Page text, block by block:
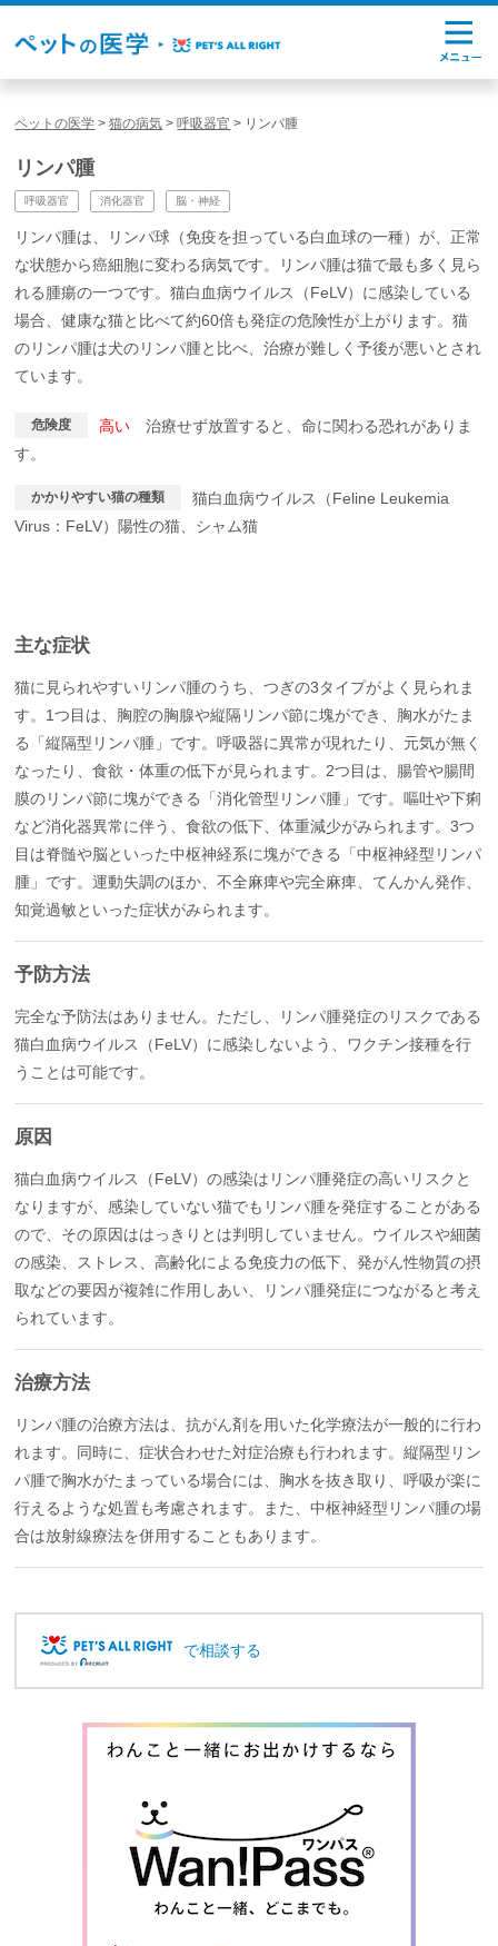
ペットの医学 >猫の病気 >呼吸器官 > リンパ腫
リンパ腫
呼吸器官 消化器官 脳・神経
リンパ腫は、リンパ球（免疫を担っている白血球の一種）が、正常
な状態から癌細胞に変わる病気です。リンパ腫は猫で最も多く見ら
れる腫瘍の一つです。猫白血病ウイルス（FeLV）に感染している
場合、健康な猫と比べて約60倍も発症の危険性が上がります。猫
のリンパ腫は犬のリンパ腫と比べ、治療が難しく予後が悪いとされ
ています。
危険度 高い 治療せず放置すると、命に関わる恐れがありま
す。
かかりやすい猫の種類
猫白血病ウイルス（Feline Leukemia
Virus：FeLV）陽性の猫、シャム猫
主な症状
猫に見られやすいリンパ腫のうち、つぎの3タイプがよく見られま
す。1つ目は、胸腔の胸腺や縦隔リンパ節に塊ができ、胸水がたま
る「縦隔型リンパ腫」です。呼吸器に異常が現れたり、元気が無く
なったり、食欲・体重の低下が見られます。2つ目は、腸管や腸間
膜のリンパ節に塊ができる「消化管型リンパ腫」です。嘔吐や下痢
など消化器異常に伴う、食欲の低下、体重減少がみられます。3つ
目は脊髄や脳といった中枢神経系に塊ができる「中枢神経型リンパ
腫」です。運動失調のほか、不全麻痺や完全麻痺、てんかん発作、
知覚過敏といった症状がみられます。
予防方法
完全な予防法はありません。ただし、リンパ腫発症のリスクである
猫白血病ウイルス（FeLV）に感染しないよう、ワクチン接種を行
うことは可能です。
原因
猫白血病ウイルス（FeLV）の感染はリンパ腫発症の高いリスクと
なりますが、感染していない猫でもリンパ腫を発症することがある
ので、その原因ははっきりとは判明していません。ウイルスや細菌
の感染、ストレス、高齢化による免疫力の低下、発がん性物質の摂
取などの要因が複雑に作用しあい、リンパ腫発症につながると考え
られています。
治療方法
リンパ腫の治療方法は、抗がん剤を用いた化学療法が一般的に行わ
れます。同時に、症状合わせた対症治療も行われます。縦隔型リン
パ腫で胸水がたまっている場合には、胸水を抜き取り、呼吸が楽に
行えるような処置も考慮されます。また、中枢神経型リンパ腫の場
合は放射線療法を併用することもあります。
で相談する